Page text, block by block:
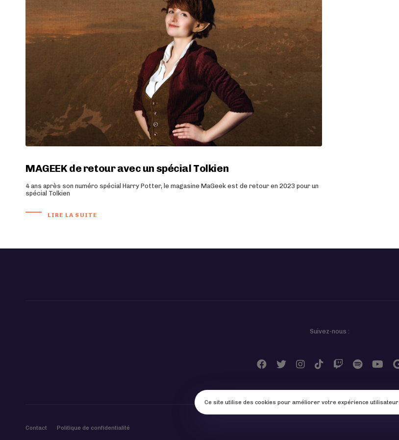
MAGEEK de retour avec un spécial Tolkien
4 ans après son numéro spécial Harry Potter, le magasine MaGeek est de retour en 2023 pour un
spécial Tolkien
LIRE LA SUITE
Suivez-nous :
Contact Politique de confidentialité
Ce site utilise des cookies pour améliorer votre expérience utilisateur